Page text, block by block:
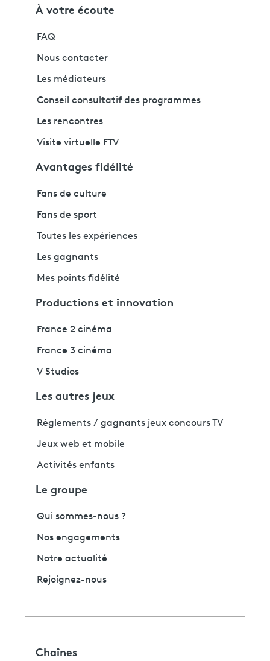
À votre écoute
FAQ
Nous contacter
Les médiateurs
Conseil consultatif des programmes
Les rencontres
Visite virtuelle FTV
Avantages fidélité
Fans de culture
Fans de sport
Toutes les expériences
Les gagnants
Mes points fidélité
Productions et innovation
France 2 cinéma
France 3 cinéma
V Studios
Les autres jeux
Règlements / gagnants jeux concours TV
Jeux web et mobile
Activités enfants
Le groupe
Qui sommes-nous ?
Nos engagements
Notre actualité
Rejoignez-nous
Chaînes